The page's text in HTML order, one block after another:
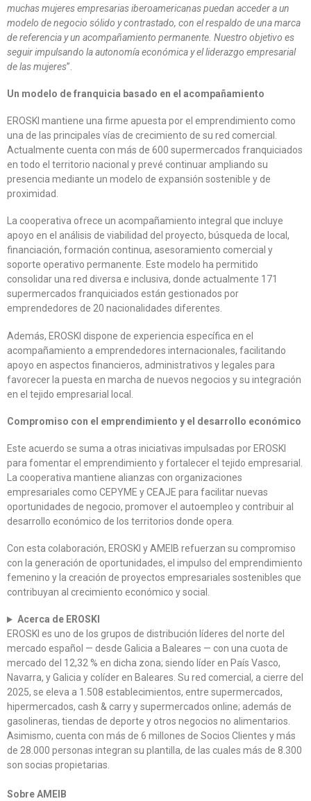
muchas mujeres empresarias iberoamericanas puedan acceder a un
modelo de negocio sólido y contrastado, con el respaldo de una marca
de referencia y un acompañamiento permanente. Nuestro objetivo es
seguir impulsando la autonomía económica y el liderazgo empresarial
de las mujeres”.
Un modelo de franquicia basado en el acompañamiento
EROSKI mantiene una firme apuesta por el emprendimiento como
una de las principales vías de crecimiento de su red comercial.
Actualmente cuenta con más de 600 supermercados franquiciados
en todo el territorio nacional y prevé continuar ampliando su
presencia mediante un modelo de expansión sostenible y de
proximidad.
La cooperativa ofrece un acompañamiento integral que incluye
apoyo en el análisis de viabilidad del proyecto, búsqueda de local,
financiación, formación continua, asesoramiento comercial y
soporte operativo permanente. Este modelo ha permitido
consolidar una red diversa e inclusiva, donde actualmente 171
supermercados franquiciados están gestionados por
emprendedores de 20 nacionalidades diferentes.
Además, EROSKI dispone de experiencia específica en el
acompañamiento a emprendedores internacionales, facilitando
apoyo en aspectos financieros, administrativos y legales para
favorecer la puesta en marcha de nuevos negocios y su integración
en el tejido empresarial local.
Compromiso con el emprendimiento y el desarrollo económico
Este acuerdo se suma a otras iniciativas impulsadas por EROSKI
para fomentar el emprendimiento y fortalecer el tejido empresarial.
La cooperativa mantiene alianzas con organizaciones
empresariales como CEPYME y CEAJE para facilitar nuevas
oportunidades de negocio, promover el autoempleo y contribuir al
desarrollo económico de los territorios donde opera.
Con esta colaboración, EROSKI y AMEIB refuerzan su compromiso
con la generación de oportunidades, el impulso del emprendimiento
femenino y la creación de proyectos empresariales sostenibles que
contribuyan al crecimiento económico y social.
Acerca de EROSKI
EROSKI es uno de los grupos de distribución líderes del norte del
mercado español — desde Galicia a Baleares — con una cuota de
mercado del 12,32 % en dicha zona; siendo líder en País Vasco,
Navarra, y Galicia y colíder en Baleares. Su red comercial, a cierre del
2025, se eleva a 1.508 establecimientos, entre supermercados,
hipermercados, cash & carry y supermercados online; además de
gasolineras, tiendas de deporte y otros negocios no alimentarios.
Asimismo, cuenta con más de 6 millones de Socios Clientes y más
de 28.000 personas integran su plantilla, de las cuales más de 8.300
son socias propietarias.
Sobre AMEIB